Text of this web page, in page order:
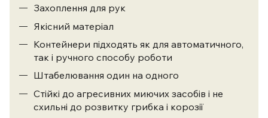
Захоплення для рук
Якісний матеріал
Контейнери підходять як для автоматичного,
так і ручного способу роботи
Штабелювання один на одного
Стійкі до агресивних миючих засобів і не
схильні до розвитку грибка і корозії